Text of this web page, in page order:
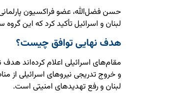
حسن فضل‌الله، عضو فراکسیون
لبنان و اسرائیل تأکید کرد که این
هدف نهایی توافق چیست؟
مقام‌های اسرائیلی اعلام کرده‌اند
و خروج تدریجی نیروهای اسرائیلی از
لبنان و رفع تهدیدهای امنیتی است.